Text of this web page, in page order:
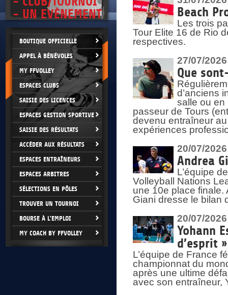
- UN EVÈNEMENT
BOUTIQUE OFFICIELLE
APPEL À BÉNÉVOLES
MY FFVOLLEY
ESPACES CLUBS
SAISIE DES LICENCES
ESPACES GESTION SPORTIVE
SAISIE DES RÉSULTATS
ACCÉDER AUX RÉSULTATS
ESPACES ENTRAÎNEURS
ESPACES ARBITRES
SÉLECTIONS EN PÔLES
TROUVER UN TOURNOI
BOURSE À L'EMPLOI
MY COACH BY FFVOLLEY
Beach
Les trois
Tour Elite 16 de Rio
respectives.
27/07/2026
Que
d’anciens
salle ou en
passeur de Tours
devenu entraîneur
expériences
20/07/2026
Andrea
L’équipe
Volleyball Nations
une 10e place finale.
Giani dresse le bilan
20/07/2026
Yohann
d’esprit »
L’équipe de France
championnat du
après une ultime
avec son entraîneur,